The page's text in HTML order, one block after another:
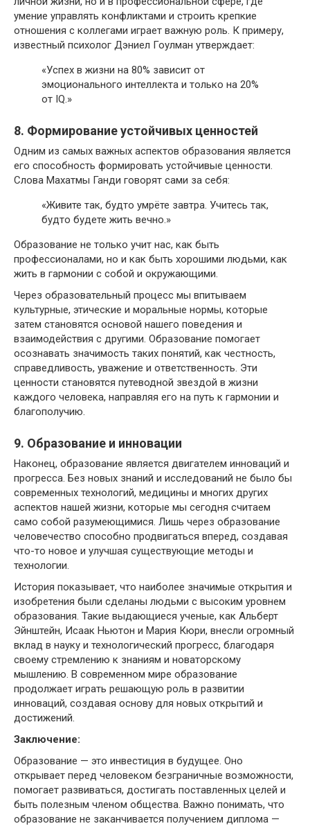
умение управлять конфликтами и строить крепкие
отношения с коллегами играет важную роль. К примеру,
известный психолог Дэниел Гоулман утверждает:
«Успех в жизни на 80% зависит от
эмоционального интеллекта и только на 20%
от IQ.»
8. Формирование устойчивых ценностей
Одним из самых важных аспектов образования является
его способность формировать устойчивые ценности.
Слова Махатмы Ганди говорят сами за себя:
«Живите так, будто умрёте завтра. Учитесь так,
будто будете жить вечно.»
Образование не только учит нас, как быть
профессионалами, но и как быть хорошими людьми, как
жить в гармонии с собой и окружающими.
Через образовательный процесс мы впитываем
культурные, этические и моральные нормы, которые
затем становятся основой нашего поведения и
взаимодействия с другими. Образование помогает
осознавать значимость таких понятий, как честность,
справедливость, уважение и ответственность. Эти
ценности становятся путеводной звездой в жизни
каждого человека, направляя его на путь к гармонии и
благополучию.
9. Образование и инновации
Наконец, образование является двигателем инноваций и
прогресса. Без новых знаний и исследований не было бы
современных технологий, медицины и многих других
аспектов нашей жизни, которые мы сегодня считаем
само собой разумеющимися. Лишь через образование
человечество способно продвигаться вперед, создавая
что-то новое и улучшая существующие методы и
технологии.
История показывает, что наиболее значимые открытия и
изобретения были сделаны людьми с высоким уровнем
образования. Такие выдающиеся ученые, как Альберт
Эйнштейн, Исаак Ньютон и Мария Кюри, внесли огромный
вклад в науку и технологический прогресс, благодаря
своему стремлению к знаниям и новаторскому
мышлению. В современном мире образование
продолжает играть решающую роль в развитии
инноваций, создавая основу для новых открытий и
достижений.
Заключение:
Образование — это инвестиция в будущее. Оно
открывает перед человеком безграничные возможности,
помогает развиваться, достигать поставленных целей и
быть полезным членом общества. Важно понимать, что
образование не заканчивается получением диплома —